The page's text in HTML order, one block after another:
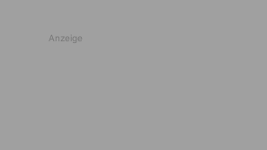
Anzeige